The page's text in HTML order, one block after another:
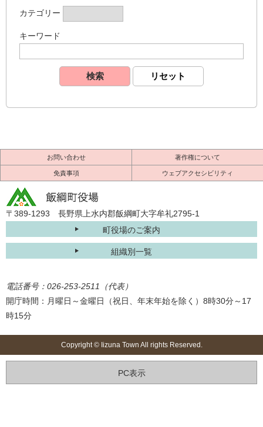
カテゴリー
キーワード
お問い合わせ 著作権について
免責事項 ウェブアクセシビリティ
〒389-1293 長野県上水内郡飯綱町大字牟礼2795-1
町役場のご案内
組織別一覧
電話番号：026-253-2511（代表）
開庁時間：月曜日～金曜日（祝日、年末年始を除く）8時30分～17
時15分
Copyright © Iizuna Town All rights Reserved.
PC表示